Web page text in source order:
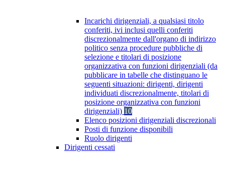
Incarichi dirigenziali, a qualsiasi titolo
conferiti, ivi inclusi quelli conferiti
discrezionalmente dall'organo di indirizzo
politico senza procedure pubbliche di
selezione e titolari di posizione
organizzativa con funzioni dirigenziali (da
pubblicare in tabelle che distinguano le
seguenti situazioni: dirigenti, dirigenti
individuati discrezionalmente, titolari di
posizione organizzativa con funzioni
dirigenziali) 10
Elenco posizioni dirigenziali discrezionali
Posti di funzione disponibili
Ruolo dirigenti
Dirigenti cessati